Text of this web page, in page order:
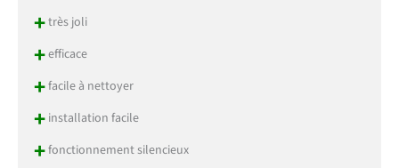
+très joli
+efficace
+facile à nettoyer
+installation facile
+fonctionnement silencieux